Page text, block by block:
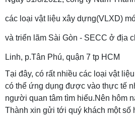
các loại vật liệu xây dựng(VLXD)
và triển lãm Sài Gòn - SECC ở địa
Linh, p.Tân Phú, quận 7 tp HCM
Tại đây, có rất nhiều các loại vật
có thể ứng dụng được vào thực tế
người quan tâm tìm hiểu.Nên hôm
Thành xin gửi tới quý khách một số